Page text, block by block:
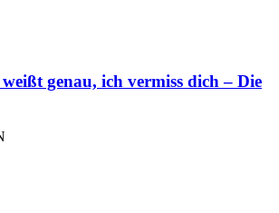
genau, ich vermiss dich – Die